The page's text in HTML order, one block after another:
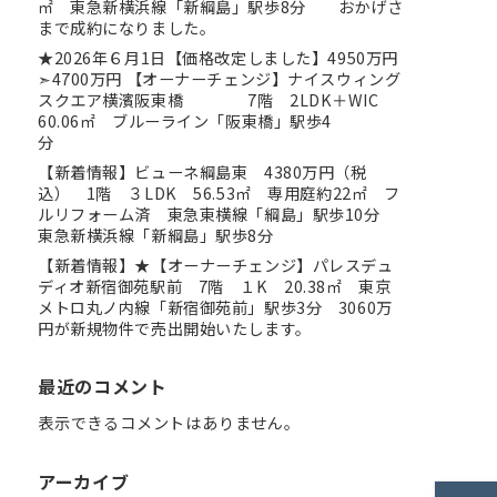
㎡ 東急新横浜線「新綱島」駅歩8分 おかげさ
まで成約になりました。
★2026年６月1日【価格改定しました】4950万円
➣4700万円 【オーナーチェンジ】ナイスウィング
スクエア横濱阪東橋 7階 2LDK＋WIC
60.06㎡ ブルーライン「阪東橋」駅歩4
分
【新着情報】ビューネ綱島東 4380万円（税
込） 1階 ３LDK 56.53㎡ 専用庭約22㎡ フ
ルリフォーム済 東急東横線「綱島」駅歩10分
東急新横浜線「新綱島」駅歩8分
【新着情報】★【オーナーチェンジ】パレスデュ
ディオ新宿御苑駅前 7階 １K 20.38㎡ 東京
メトロ丸ノ内線「新宿御苑前」駅歩3分 3060万
円が新規物件で売出開始いたします。
最近のコメント
表示できるコメントはありません。
アーカイブ